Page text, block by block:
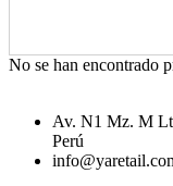
No se han encontrado
Av. N1 Mz. M
Perú